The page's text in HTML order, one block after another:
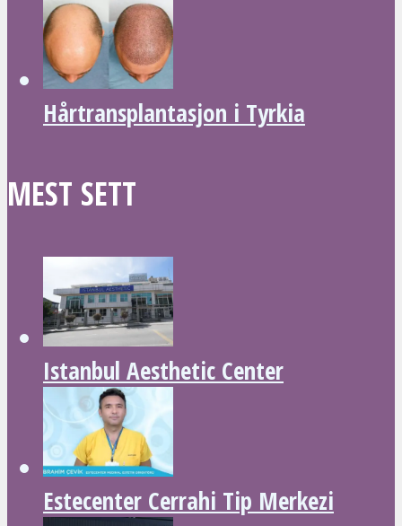
Hårtransplantasjon i Tyrkia
MEST SETT
Istanbul Aesthetic Center
Estecenter Cerrahi Tip Merkezi